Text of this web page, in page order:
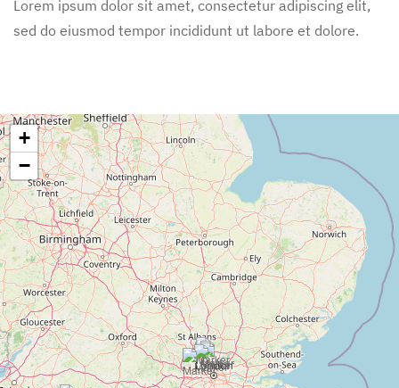
Lorem ipsum dolor sit amet, consectetur adipiscing elit,
sed do eiusmod tempor incididunt ut labore et dolore.
+
−